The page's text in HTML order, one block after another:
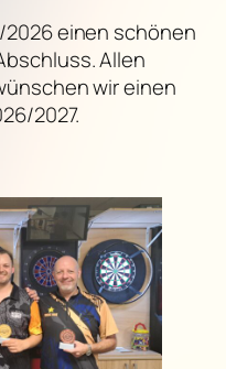
2026 einen schönen
Allen
wir einen
2027.